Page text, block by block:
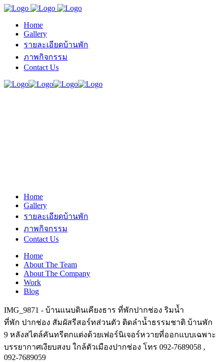
Home
Gallery
รายละเอียดบ้านพัก
ภาพกิจกรรม
Contact Us
Home
Gallery
รายละเอียดบ้านพัก
ภาพกิจกรรม
Contact Us
Home
About The Team
About The Company
Work
Blog
IMG_9871 - บ้านแนบดินเคียงธาร ที่พักปากช่อง ริมน้ำ
ที่พัก ปากช่อง สัมผัสรีสอร์ทส่วนตัว ติดลำน้ำธรรมชาติ บ้านพัก
9 หลังสไตล์คันทรีตกแต่งด้วยเฟอร์นิเจอร์หวายที่ออกแบบเฉพาะ
บรรยากาศเงียบสงบ ใกล้ตัวเมืองปากช่อง โทร 092-7689058 ,
092-7689059